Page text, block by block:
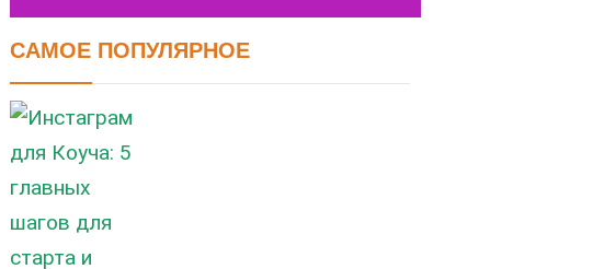
Тест эмоционального
Онлайн диагностика синдрома
САМОЕ ПОПУЛЯРНОЕ